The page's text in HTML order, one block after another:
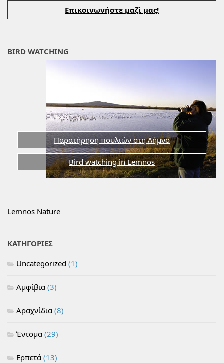
Επικοινωνήστε μαζί μας!
BIRD WATCHING
Παρατήρηση πουλιών στη Λήμνο
Bird watching in Lemnos
Lemnos Nature
ΚΑΤΗΓΟΡΙΕΣ
Uncategorized (1)
Αμφίβια (3)
Αραχνίδια (8)
Έντομα (29)
Ερπετά (13)